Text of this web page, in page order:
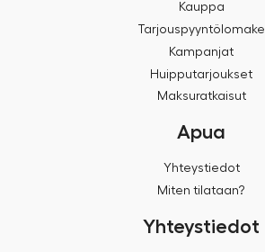
Kauppa
Tarjouspyyntölomake
Kampanjat
Huipputarjoukset
Maksuratkaisut
Apua
Yhteystiedot
Miten tilataan?
Yhteystiedot